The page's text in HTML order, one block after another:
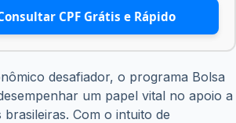
CPF Grátis e Rápido
desafiador, o programa Bolsa
um papel vital no apoio a
brasileiras. Com o intuito de